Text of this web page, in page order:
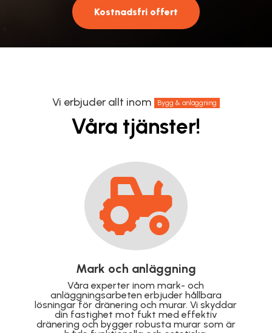
Kostnadsfri offert
Vi erbjuder allt inom Bygg & anläggning
Våra tjänster!

Takrenovering
Förläng livslängden på ditt tak med vår
professionella takrenovering. Vi reparerar och
förnyar taket för att säkerställa hållbarhet,
skydd och ett snyggt resultat som håller
över tid.